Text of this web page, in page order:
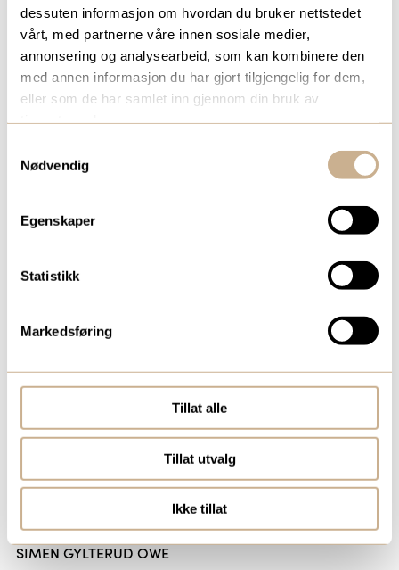
dessuten informasjon om hvordan du bruker nettstedet
vårt, med partnerne våre innen sosiale medier,
annonsering og analysearbeid, som kan kombinere den
med annen informasjon du har gjort tilgjengelig for dem,
eller som de har samlet inn gjennom din bruk av
Nødvendig
Egenskaper
Statistikk
Markedsføring
Tillat alle
Tillat utvalg
Ikke tillat
HAO PIERRE QUOC NGUYEN
Mob:
+47 402 98 961
hao.nguyen@ortomedic.no
SIMEN GYLTERUD OWE